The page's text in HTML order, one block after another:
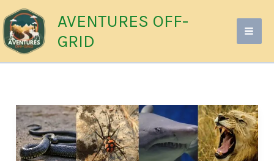
Aller
au
contenu
AVENTURES OFF-
GRID